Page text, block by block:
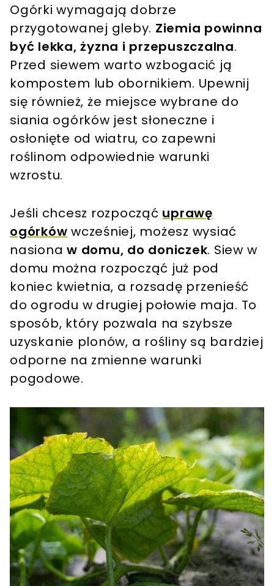
Ogórki wymagają dobrze
przygotowanej gleby. Ziemia powinna
być lekka, żyzna i przepuszczalna.
Przed siewem warto wzbogacić ją
kompostem lub obornikiem. Upewnij
się również, że miejsce wybrane do
siania ogórków jest słoneczne i
osłonięte od wiatru, co zapewni
roślinom odpowiednie warunki
wzrostu.
Jeśli chcesz rozpocząć uprawę
ogórków wcześniej, możesz wysiać
nasiona w domu, do doniczek. Siew w
domu można rozpocząć już pod
koniec kwietnia, a rozsadę przenieść
do ogrodu w drugiej połowie maja. To
sposób, który pozwala na szybsze
uzyskanie plonów, a rośliny są bardziej
odporne na zmienne warunki
pogodowe.